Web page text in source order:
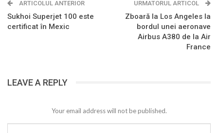
ARTICOLUL ANTERIOR
Sukhoi Superjet 100 este
certificat în Mexic
URMATORUL ARTICOL
Zboară la Los Angeles la
bordul unei aeronave
Airbus A380 de la Air
France
LEAVE A REPLY
Your email address will not be published.